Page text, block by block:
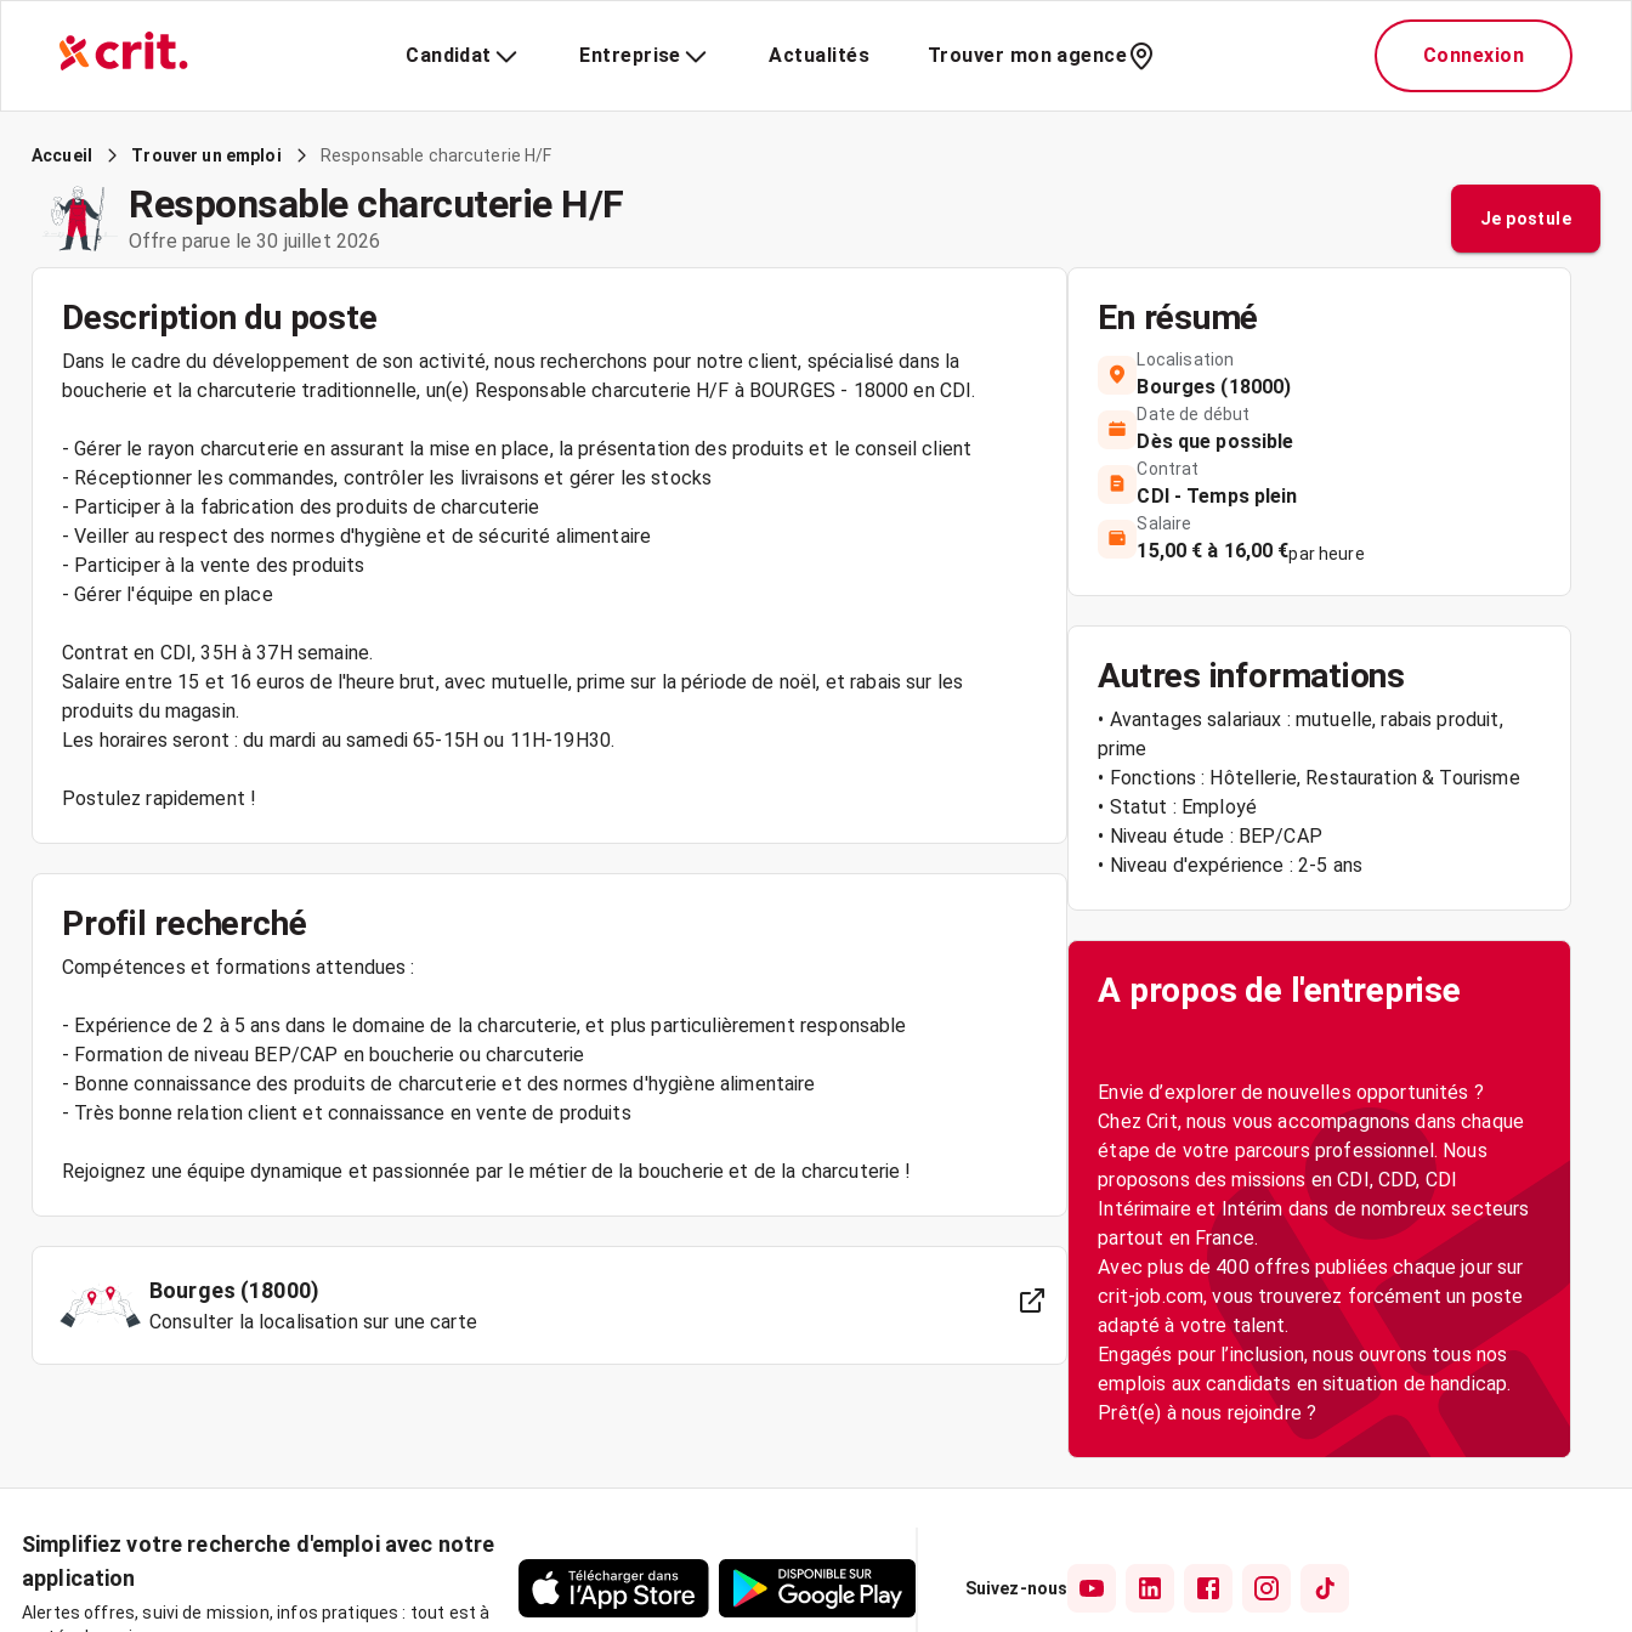
Candidat Entreprise Actualités Trouver mon agence Connexion
Accueil Trouver un emploi Responsable charcuterie H/F
Responsable charcuterie H/F
Offre parue le 30 juillet 2026
Je postule
Description du poste
Dans le cadre du développement de son activité, nous recherchons pour notre client, spécialisé dans la
boucherie et la charcuterie traditionnelle, un(e) Responsable charcuterie H/F à BOURGES - 18000 en CDI.
- Gérer le rayon charcuterie en assurant la mise en place, la présentation des produits et le conseil client
- Réceptionner les commandes, contrôler les livraisons et gérer les stocks
- Participer à la fabrication des produits de charcuterie
- Veiller au respect des normes d'hygiène et de sécurité alimentaire
- Participer à la vente des produits
- Gérer l'équipe en place
Contrat en CDI, 35H à 37H semaine.
Salaire entre 15 et 16 euros de l'heure brut, avec mutuelle, prime sur la période de noël, et rabais sur les
produits du magasin.
Les horaires seront : du mardi au samedi 65-15H ou 11H-19H30.
Profil recherché
Compétences et formations attendues :
- Expérience de 2 à 5 ans dans le domaine de la charcuterie, et plus particulièrement responsable
- Formation de niveau BEP/CAP en boucherie ou charcuterie
- Bonne connaissance des produits de charcuterie et des normes d'hygiène alimentaire
- Très bonne relation client et connaissance en vente de produits
Bourges (18000)
Consulter la localisation sur une carte
En résumé
Localisation
Bourges (18000)
Date de début
Dès que possible
Contrat
CDI - Temps plein
Salaire
15,00 € à 16,00 €par heure
Autres informations
• Avantages salariaux : mutuelle, rabais produit,
prime
• Fonctions : Hôtellerie, Restauration & Tourisme
• Statut : Employé
• Niveau étude : BEP/CAP
• Niveau d'expérience : 2-5 ans
A propos de l'entreprise
Envie d’explorer de nouvelles opportunités ?
Chez Crit, nous vous accompagnons dans chaque
étape de votre parcours professionnel. Nous
proposons des missions en CDI, CDD, CDI
Intérimaire et Intérim dans de nombreux secteurs
partout en France.
Avec plus de 400 offres publiées chaque jour sur
crit-job.com, vous trouverez forcément un poste
adapté à votre talent.
Engagés pour l’inclusion, nous ouvrons tous nos
emplois aux candidats en situation de handicap.
Simplifiez votre recherche d'emploi avec notre
application
Alertes offres, suivi de mission, infos pratiques : tout est à
Suivez-nous